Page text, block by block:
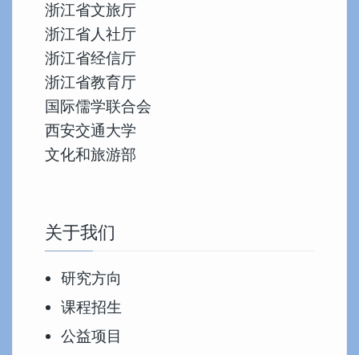
浙江省文旅厅
浙江省人社厅
浙江省经信厅
浙江省教育厅
国际儒学联合会
西安交通大学
文化和旅游部
关于我们
研究方向
课程招生
公益项目